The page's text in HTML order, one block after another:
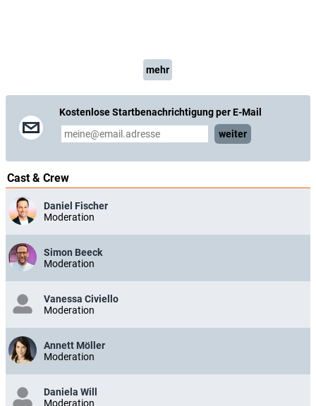
mehr
Kostenlose Startbenachrichtigung per E-Mail
weiter
Cast & Crew
Daniel Fischer
Moderation
Simon Beeck
Moderation
Vanessa Civiello
Moderation
Annett Möller
Moderation
Daniela Will
Moderation